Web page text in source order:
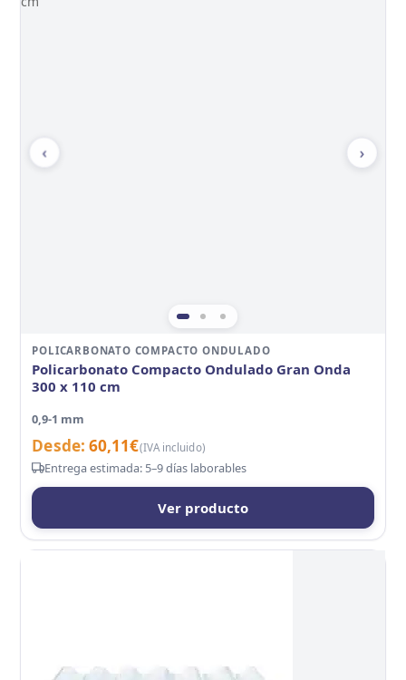
‹ ›
POLICARBONATO COMPACTO ONDULADO
Policarbonato Compacto Ondulado Gran Onda
300 x 110 cm
0,9-1 mm
Desde:60,11€(IVA incluido)
Entrega estimada: 5–9 días laborables
Ver producto